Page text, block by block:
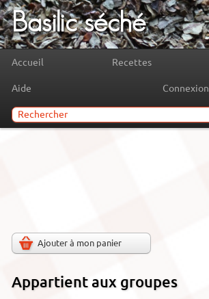
Basilic séché
Accueil Recettes
Aide Connexion
Ajouter à mon panier
Appartient aux groupes